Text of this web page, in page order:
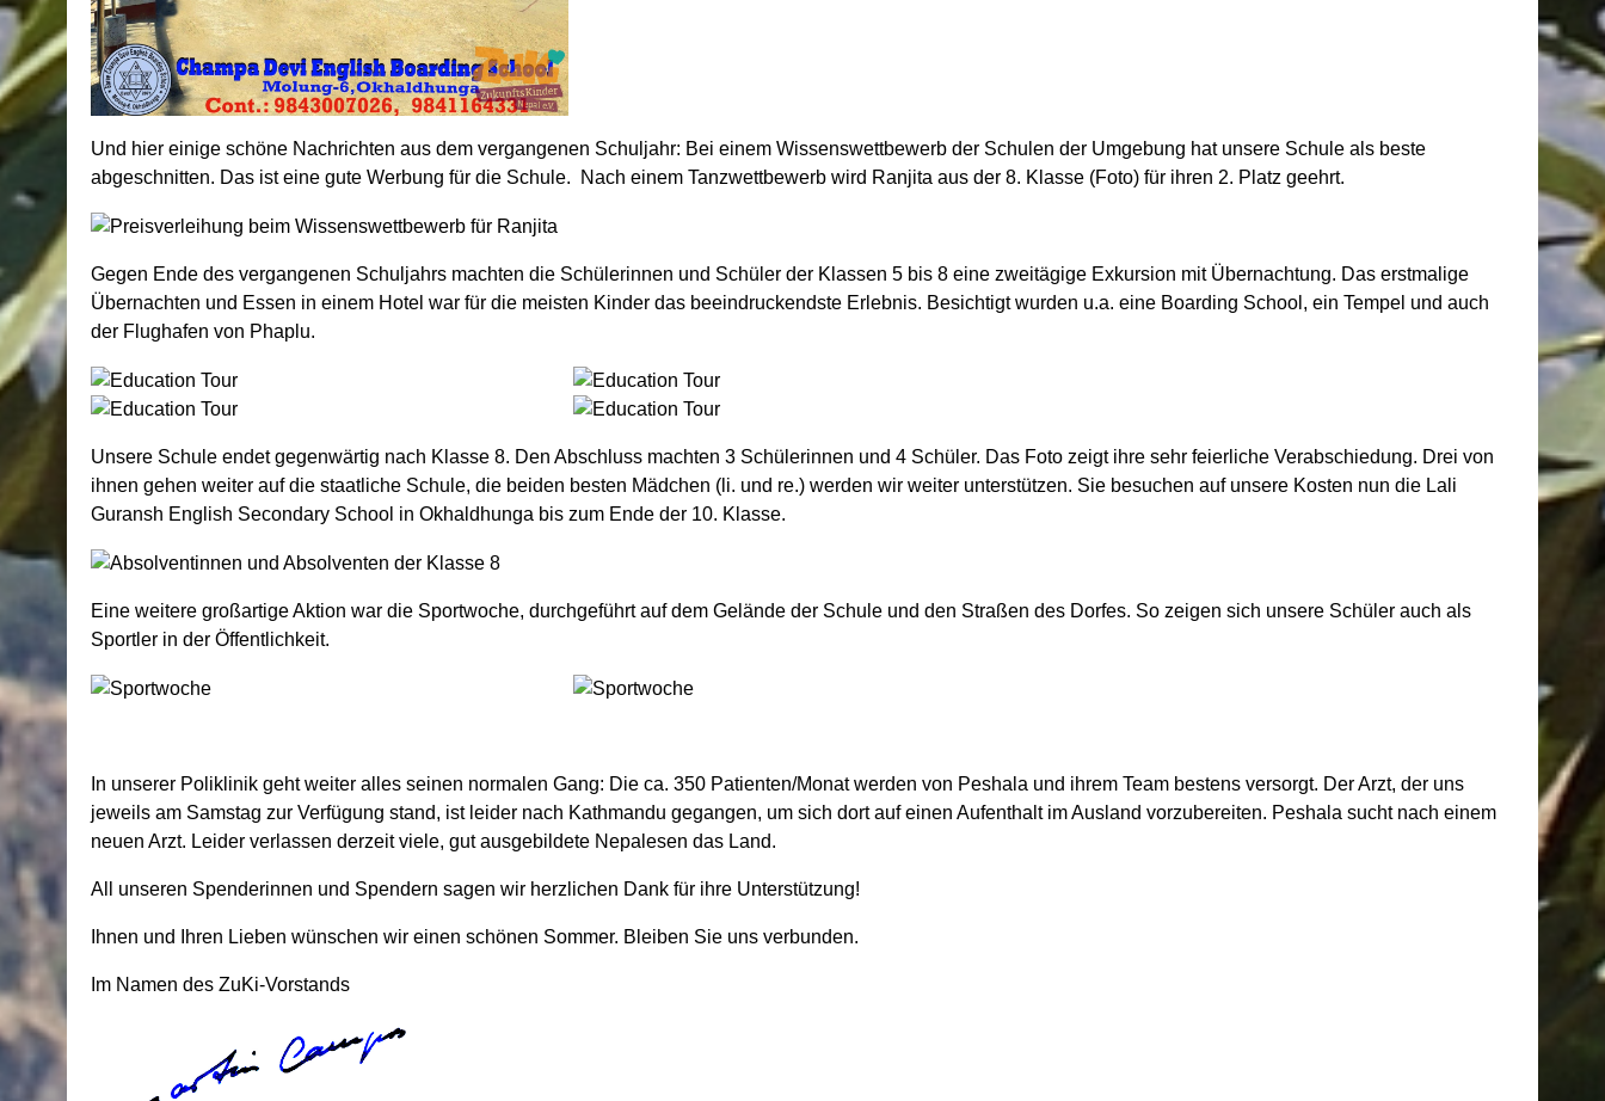
Und hier einige schöne Nachrichten aus dem vergangenen Schuljahr: Bei einem Wissenswettbewerb der Schulen der Umgebung hat unsere Schule als beste
abgeschnitten. Das ist eine gute Werbung für die Schule. Nach einem Tanzwettbewerb wird Ranjita aus der 8. Klasse (Foto) für ihren 2. Platz geehrt.
Gegen Ende des vergangenen Schuljahrs machten die Schülerinnen und Schüler der Klassen 5 bis 8 eine zweitägige Exkursion mit Übernachtung. Das erstmalige
Übernachten und Essen in einem Hotel war für die meisten Kinder das beeindruckendste Erlebnis. Besichtigt wurden u.a. eine Boarding School, ein Tempel und auch
der Flughafen von Phaplu.
Unsere Schule endet gegenwärtig nach Klasse 8. Den Abschluss machten 3 Schülerinnen und 4 Schüler. Das Foto zeigt ihre sehr feierliche Verabschiedung. Drei von
ihnen gehen weiter auf die staatliche Schule, die beiden besten Mädchen (li. und re.) werden wir weiter unterstützen. Sie besuchen auf unsere Kosten nun die Lali
Guransh English Secondary School in Okhaldhunga bis zum Ende der 10. Klasse.
Eine weitere großartige Aktion war die Sportwoche, durchgeführt auf dem Gelände der Schule und den Straßen des Dorfes. So zeigen sich unsere Schüler auch als
Sportler in der Öffentlichkeit.
In unserer Poliklinik geht weiter alles seinen normalen Gang: Die ca. 350 Patienten/Monat werden von Peshala und ihrem Team bestens versorgt. Der Arzt, der uns
jeweils am Samstag zur Verfügung stand, ist leider nach Kathmandu gegangen, um sich dort auf einen Aufenthalt im Ausland vorzubereiten. Peshala sucht nach einem
neuen Arzt. Leider verlassen derzeit viele, gut ausgebildete Nepalesen das Land.
All unseren Spenderinnen und Spendern sagen wir herzlichen Dank für ihre Unterstützung!
Ihnen und Ihren Lieben wünschen wir einen schönen Sommer. Bleiben Sie uns verbunden.
Im Namen des ZuKi-Vorstands